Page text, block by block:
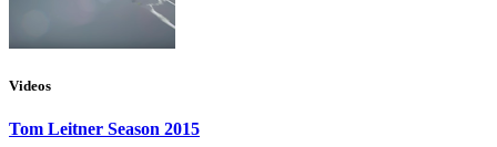
Videos
Tom Leitner Season 2015